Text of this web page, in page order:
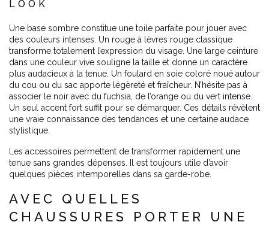
LOOK
Une base sombre constitue une toile parfaite pour jouer avec
des couleurs intenses. Un rouge à lèvres rouge classique
transforme totalement l’expression du visage. Une large ceinture
dans une couleur vive souligne la taille et donne un caractère
plus audacieux à la tenue. Un foulard en soie coloré noué autour
du cou ou du sac apporte légèreté et fraîcheur. N’hésite pas à
associer le noir avec du fuchsia, de l’orange ou du vert intense.
Un seul accent fort suffit pour se démarquer. Ces détails révèlent
une vraie connaissance des tendances et une certaine audace
stylistique.
Les accessoires permettent de transformer rapidement une
tenue sans grandes dépenses. Il est toujours utile d’avoir
quelques pièces intemporelles dans sa garde-robe.
AVEC QUELLES
CHAUSSURES PORTER UNE